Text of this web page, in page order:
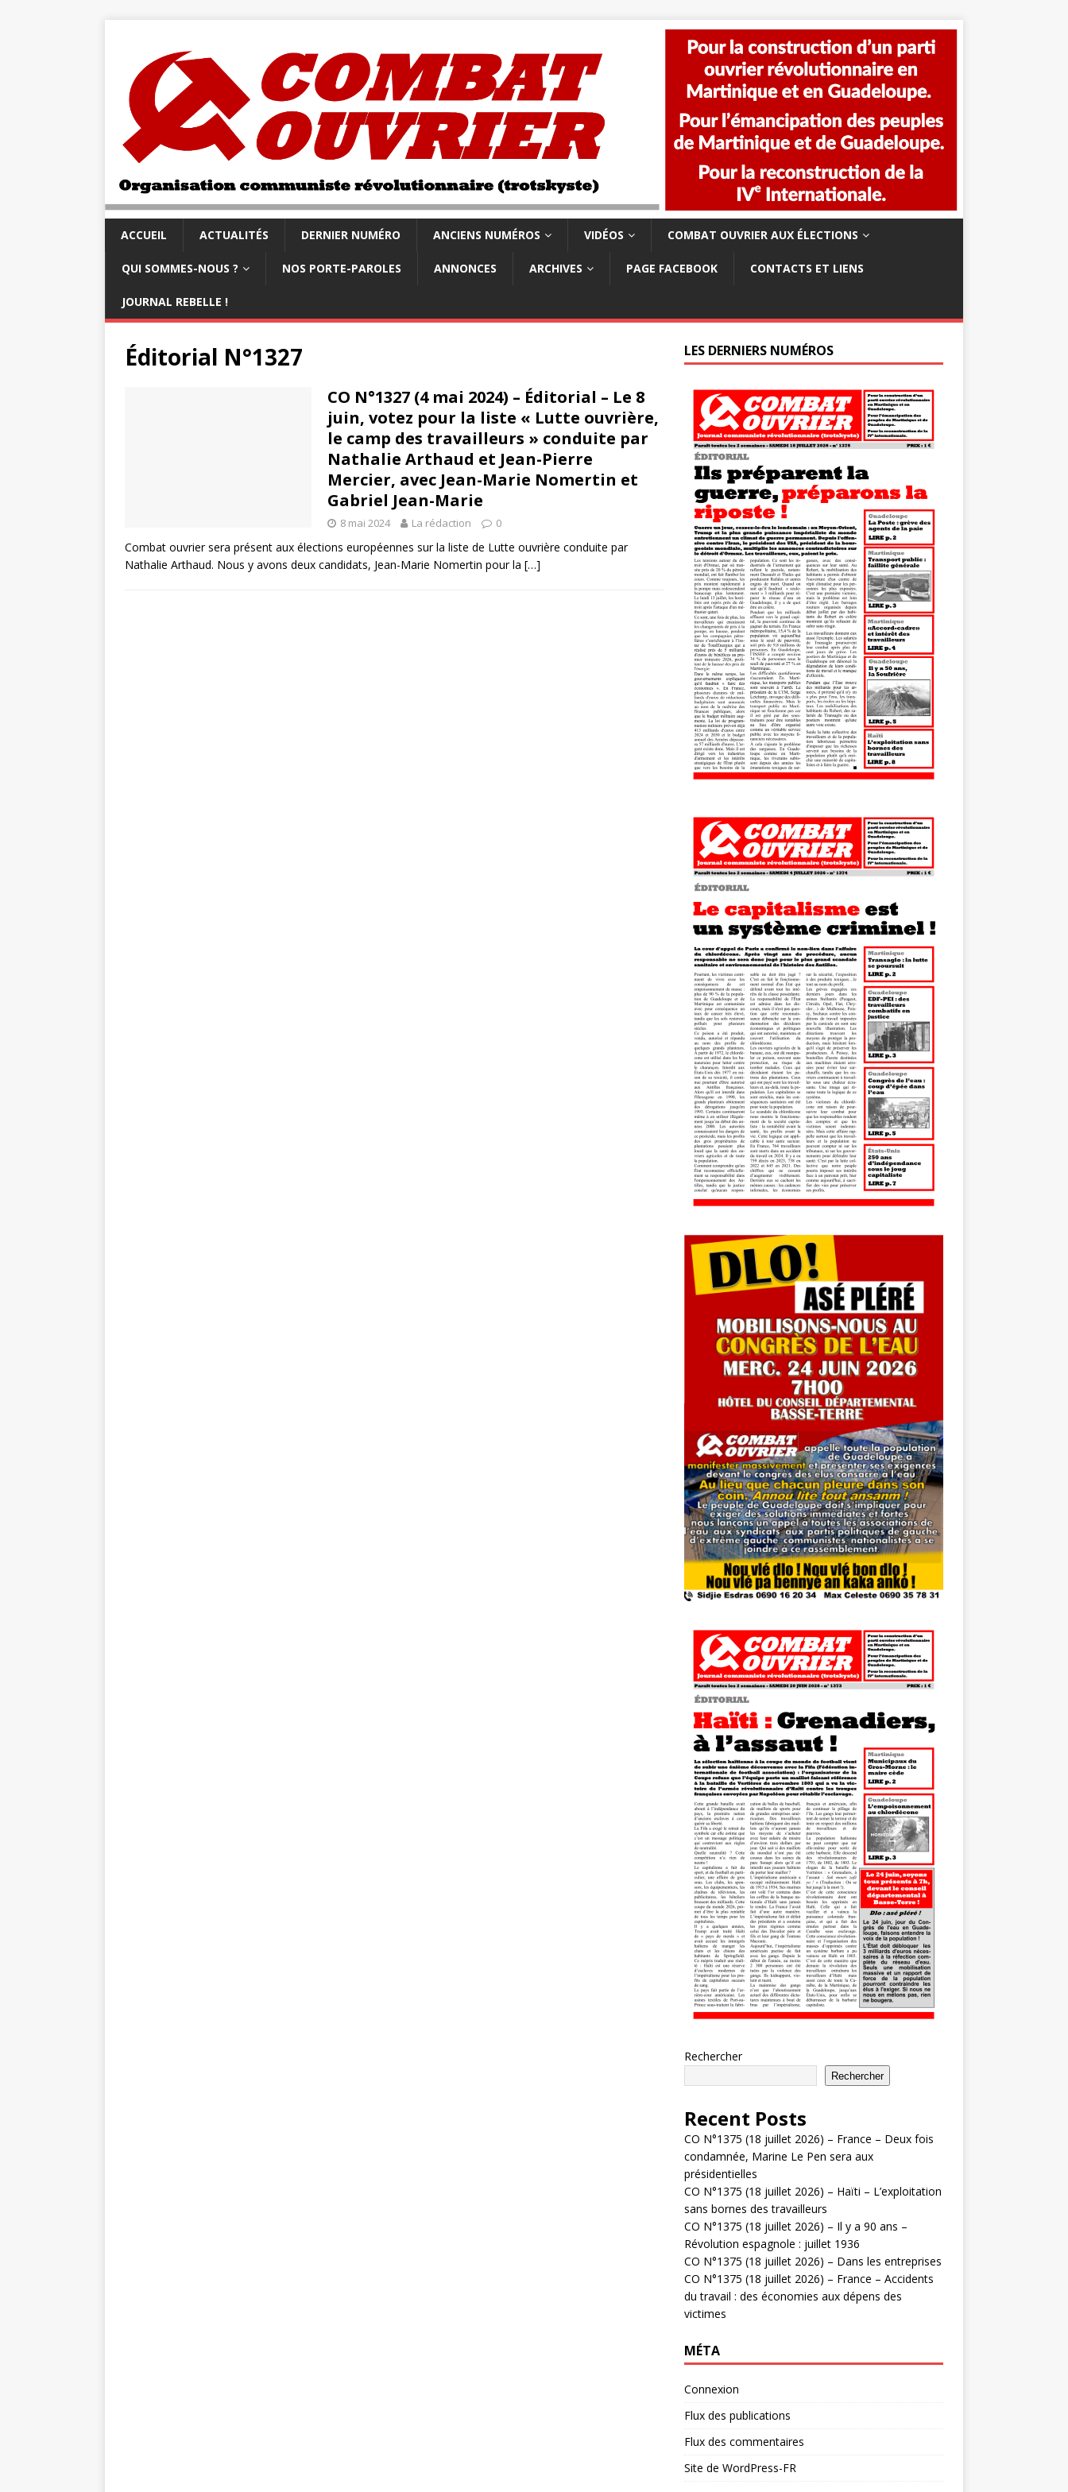
ACCUEIL ACTUALITÉS DERNIER NUMÉRO ANCIENS NUMÉROS VIDÉOS COMBAT OUVRIER AUX ÉLECTIONS
QUI SOMMES-NOUS ? NOS PORTE-PAROLES ANNONCES ARCHIVES PAGE FACEBOOK CONTACTS ET LIENS
JOURNAL REBELLE !
Éditorial N°1327
CO N°1327 (4 mai 2024) – Éditorial – Le 8
juin, votez pour la liste « Lutte ouvrière,
le camp des travailleurs » conduite par
Nathalie Arthaud et Jean-Pierre
Mercier, avec Jean-Marie Nomertin et
Gabriel Jean-Marie
8 mai 2024 La rédaction 0
Combat ouvrier sera présent aux élections européennes sur la liste de Lutte ouvrière conduite par
Nathalie Arthaud. Nous y avons deux candidats, Jean-Marie Nomertin pour la […]
LES DERNIERS NUMÉROS
Rechercher
Rechercher
Recent Posts
CO N°1375 (18 juillet 2026) – France – Deux fois
condamnée, Marine Le Pen sera aux
présidentielles
CO N°1375 (18 juillet 2026) – Haïti – L’exploitation
sans bornes des travailleurs
CO N°1375 (18 juillet 2026) – Il y a 90 ans –
Révolution espagnole : juillet 1936
CO N°1375 (18 juillet 2026) – Dans les entreprises
CO N°1375 (18 juillet 2026) – France – Accidents
du travail : des économies aux dépens des
victimes
MÉTA
Connexion
Flux des publications
Flux des commentaires
Site de WordPress-FR